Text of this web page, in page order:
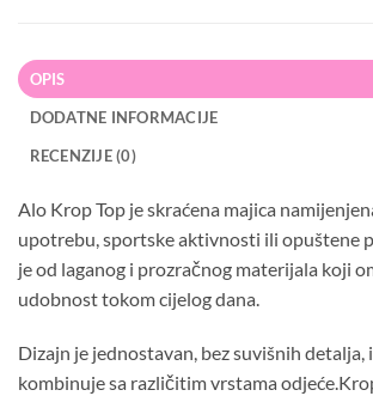
OPIS
DODATNE INFORMACIJE
RECENZIJE (0)
Alo Krop Top je skraćena majica
upotrebu, sportske aktivnosti ili opuštene
je od laganog i prozračnog materijala koji
udobnost tokom cijelog dana.
Dizajn je jednostavan, bez suvišnih detalja,
kombinuje sa različitim vrstama